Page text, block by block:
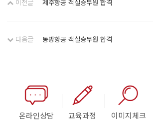
이전글 제주항공 객실승무원 합격
다음글 동방항공 객실승무원 합격
온라인상담 교육과정 이미지체크